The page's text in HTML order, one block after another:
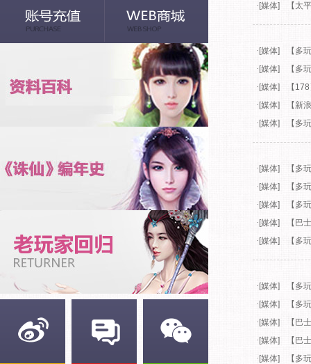
· [媒体] 【太
· [媒体]
【多
· [媒体]
【多
· [媒体]
【
· [媒体]
【新
· [媒体] 【多
· [媒体]
【多
· [媒体]
【多
· [媒体]
【多
· [媒体]
【巴
· [媒体] 【多
· [媒体]
【多
· [媒体]
【多
· [媒体]
【巴
· [媒体]
【巴
· [媒体] 【多